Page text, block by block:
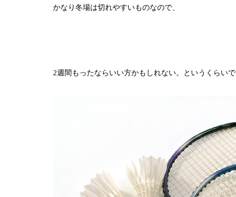
かなり冬場は切れやすいものなので、
2週間もったならいい方かもしれない。というくらいで